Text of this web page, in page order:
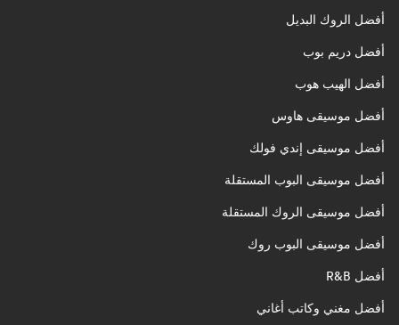
أفضل الروك البديل
أفضل دريم بوب
أفضل الهيب هوب
أفضل موسيقى هاوس
أفضل موسيقى إندي فولك
أفضل موسيقى البوب المستقلة
أفضل موسيقى الروك المستقلة
أفضل موسيقى البوب روك
أفضل R&B
أفضل مغني وكاتب أغاني